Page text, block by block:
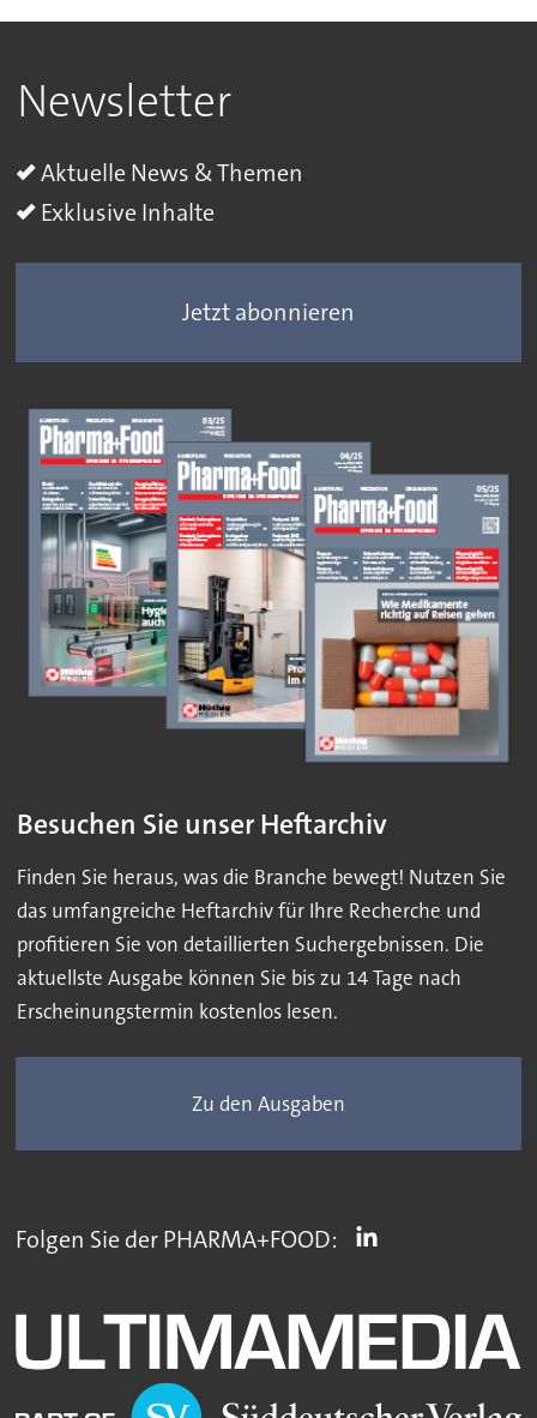
Newsletter
Aktuelle News & Themen
Exklusive Inhalte
Jetzt abonnieren
Besuchen Sie unser Heftarchiv
Finden Sie heraus, was die Branche bewegt! Nutzen Sie
das umfangreiche Heftarchiv für Ihre Recherche und
profitieren Sie von detaillierten Suchergebnissen. Die
aktuellste Ausgabe können Sie bis zu 14 Tage nach
Erscheinungstermin kostenlos lesen.
Zu den Ausgaben
Folgen Sie der PHARMA+FOOD: